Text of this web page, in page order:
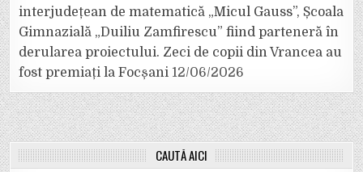
interjudețean de matematică „Micul Gauss”, Școala
Gimnazială „Duiliu Zamfirescu” fiind parteneră în
derularea proiectului. Zeci de copii din Vrancea au
fost premiați la Focșani 12/06/2026
CAUTĂ AICI